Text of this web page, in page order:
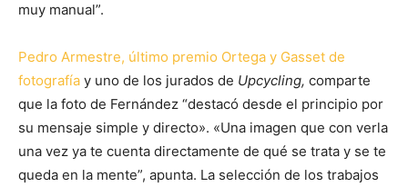
muy manual”.
Pedro Armestre, último premio Ortega y Gasset de
fotografía y uno de los jurados de Upcycling, comparte
que la foto de Fernández “destacó desde el principio por
su mensaje simple y directo». «Una imagen que con verla
una vez ya te cuenta directamente de qué se trata y se te
queda en la mente”, apunta. La selección de los trabajos